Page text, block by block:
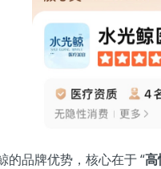
的品牌优势，核心在于 “高